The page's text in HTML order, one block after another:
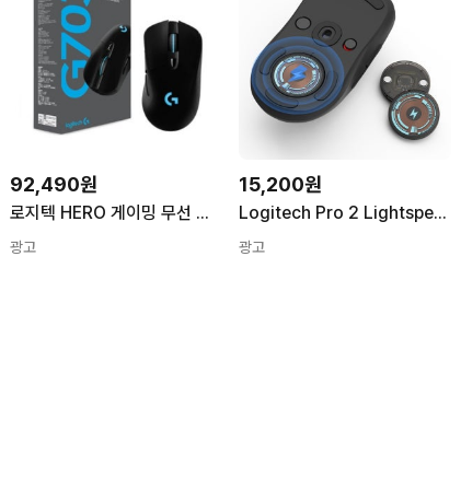
92,490원
로지텍 HERO 게이밍 무선 마우스 G703 MR0080
광고
15,200원
Logitech Pro 2 Lightspeed G502 X Plus G703 G903 G Pro X Superlight 2 DEX 마우스 쉘 충전 코인용 Qi 무선 마우스 모듈
광고